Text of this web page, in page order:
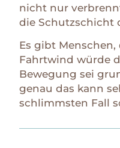
nicht nur
die Schutzschicht
Es gibt
Fahrtwind würde
Bewegung sei
genau das kann
schlimmsten Fall